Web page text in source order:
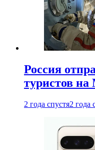
Россия
туристов
2 года спустя2 года